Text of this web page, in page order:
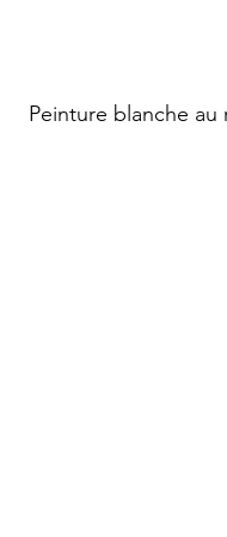
Peinture blanche au